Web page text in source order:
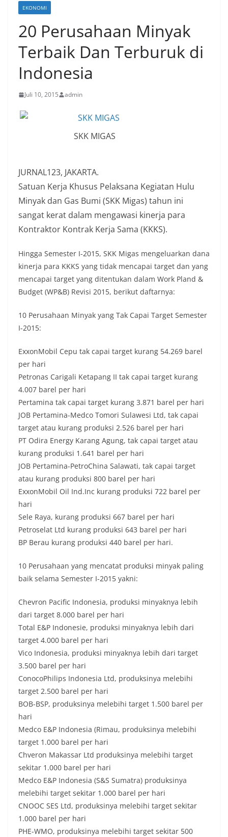
EKONOMI
20 Perusahaan Minyak
Terbaik Dan Terburuk di
Indonesia
Juli 10, 2015 admin
SKK MIGAS
JURNAL123, JAKARTA.
Satuan Kerja Khusus Pelaksana Kegiatan Hulu
Minyak dan Gas Bumi (SKK Migas) tahun ini
sangat kerat dalam mengawasi kinerja para
Kontraktor Kontrak Kerja Sama (KKKS).
Hingga Semester I-2015, SKK Migas mengeluarkan dana
kinerja para KKKS yang tidak mencapai target dan yang
mencapai target yang ditentukan dalam Work Pland &
Budget (WP&B) Revisi 2015, berikut daftarnya:
10 Perusahaan Minyak yang Tak Capai Target Semester
I-2015:
ExxonMobil Cepu tak capai target kurang 54.269 barel
per hari
Petronas Carigali Ketapang II tak capai target kurang
4.007 barel per hari
Pertamina tak capai target kurang 3.871 barel per hari
JOB Pertamina-Medco Tomori Sulawesi Ltd, tak capai
target atau kurang produksi 2.526 barel per hari
PT Odira Energy Karang Agung, tak capai target atau
kurang produksi 1.641 barel per hari
JOB Pertamina-PetroChina Salawati, tak capai target
atau kurang produksi 800 barel per hari
ExxonMobil Oil Ind.Inc kurang produksi 722 barel per
hari
Sele Raya, kurang produksi 667 barel per hari
Petroselat Ltd kurang produksi 643 barel per hari
BP Berau kurang produksi 440 barel per hari.
10 Perusahaan yang mencatat produksi minyak paling
baik selama Semester I-2015 yakni:
Chevron Pacific Indonesia, produksi minyaknya lebih
dari target 8.000 barel per hari
Total E&P Indonesie, produksi minyaknya lebih dari
target 4.000 barel per hari
Vico Indonesia, produksi minyaknya lebih dari target
3.500 barel per hari
ConocoPhilips Indonesia Ltd, produksinya melebihi
target 2.500 barel per hari
BOB-BSP, produksinya melebihi target 1.500 barel per
hari
Medco E&P Indonesia (Rimau, produksinya melebihi
target 1.000 barel per hari
Chveron Makassar Ltd produksinya melebihi target
sekitar 1.000 barel per hari
Medco E&P Indonesia (S&S Sumatra) produksinya
melebihi target sekitar 1.000 barel per hari
CNOOC SES Ltd, produksinya melebihi target sekitar
1.000 barel per hari
PHE-WMO, produksinya melebihi target sekitar 500